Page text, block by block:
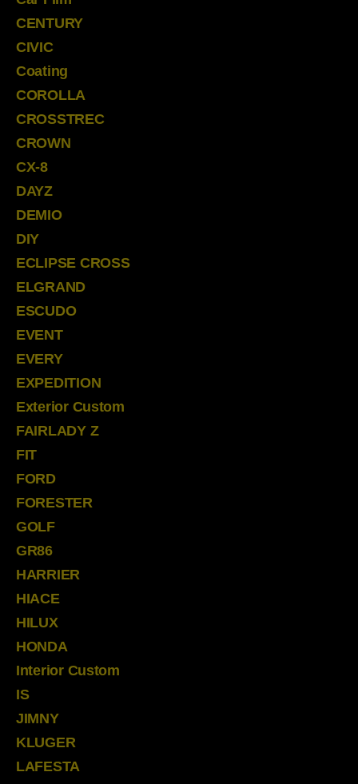
CENTURY
CIVIC
Coating
COROLLA
CROSSTREC
CROWN
CX-8
DAYZ
DEMIO
DIY
ECLIPSE CROSS
ELGRAND
ESCUDO
EVENT
EVERY
EXPEDITION
Exterior Custom
FAIRLADY Z
FIT
FORD
FORESTER
GOLF
GR86
HARRIER
HIACE
HILUX
HONDA
Interior Custom
IS
JIMNY
KLUGER
LAFESTA